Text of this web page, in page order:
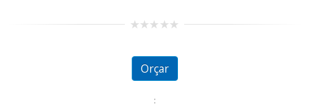
of
Orçar
: